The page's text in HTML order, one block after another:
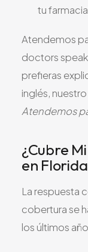
tu
Atendemos
doctors speak
prefieras
inglés,
Atendemos
¿Cubre
en
La respuesta
cobertura se
los últimos